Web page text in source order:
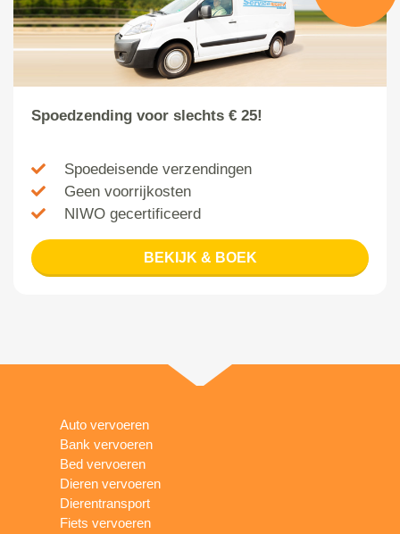
Spoedzending voor slechts € 25!
Spoedeisende verzendingen
Geen voorrijkosten
NIWO gecertificeerd
BEKIJK & BOEK
Auto vervoeren
Bank vervoeren
Bed vervoeren
Dieren vervoeren
Dierentransport
Fiets vervoeren